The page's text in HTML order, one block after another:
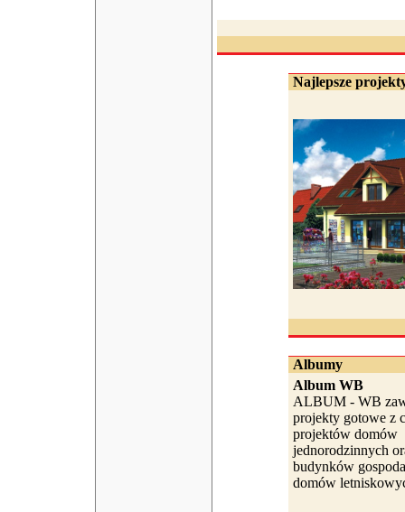
Najlepsze
Albumy
Album WB
ALBUM - WB
projekty gotowe z
projektów domów
jednorodzinnych
budynków
domów